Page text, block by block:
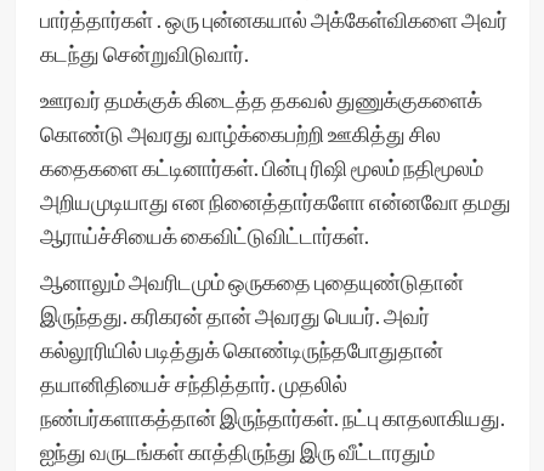
பார்த்தார்கள் . ஒரு புன்னகயால் அக்கேள்விகளை அவர்
கடந்து சென்றுவிடுவார்.
ஊரவர் தமக்குக் கிடைத்த தகவல் துணுக்குகளைக்
கொண்டு அவரது வாழ்க்கைபற்றி ஊகித்து சில
கதைகளை கட்டினார்கள். பின்பு ரிஷி மூலம் நதிமூலம்
அறியமுடியாது என நினைத்தார்களோ என்னவோ தமது
ஆராய்ச்சியைக் கைவிட்டுவிட்டார்கள்.
ஆனாலும் அவரிடமும் ஒருகதை புதையுண்டுதான்
இருந்தது. கரிகரன் தான் அவரது பெயர். அவர்
கல்லூரியில் படித்துக் கொண்டிருந்தபோதுதான்
தயானிதியைச் சந்தித்தார். முதலில்
நண்பர்களாகத்தான் இருந்தார்கள். நட்பு காதலாகியது.
ஐந்து வருடங்கள் காத்திருந்து இரு வீட்டாரதும்